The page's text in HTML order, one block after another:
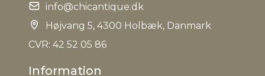
information
EAN
Tariffnumber
info@chicantique.dk
Højvang 5, 4300 Holbæk, Danmark
CVR: 42 52 05 86
Information